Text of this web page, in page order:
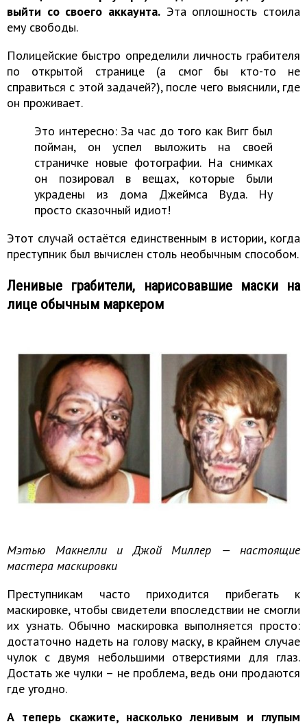
выйти со своего аккаунта. Эта оплошность стоила
ему свободы.
Полицейские быстро определили личность грабителя
по открытой странице (а смог бы кто-то не
справиться с этой задачей?), после чего выяснили, где
он проживает.
Это интересно: За час до того как Вигг был
пойман, он успел выложить на своей
страничке новые фотографии. На снимках
он позировал в вещах, которые были
украдены из дома Джеймса Вуда. Ну
просто сказочный идиот!
Этот случай остаётся единственным в истории, когда
преступник был вычислен столь необычным способом.
Ленивые грабители, нарисовавшие маски на
лице обычным маркером
Мэтью Макнелли и Джой Миллер — настоящие
мастера маскировки
Преступникам часто приходится прибегать к
маскировке, чтобы свидетели впоследствии не смогли
их узнать. Обычно маскировка выполняется просто:
достаточно надеть на голову маску, в крайнем случае
чулок с двумя небольшими отверстиями для глаз.
Достать же чулки – не проблема, ведь они продаются
где угодно.
А теперь скажите, насколько ленивым и глупым